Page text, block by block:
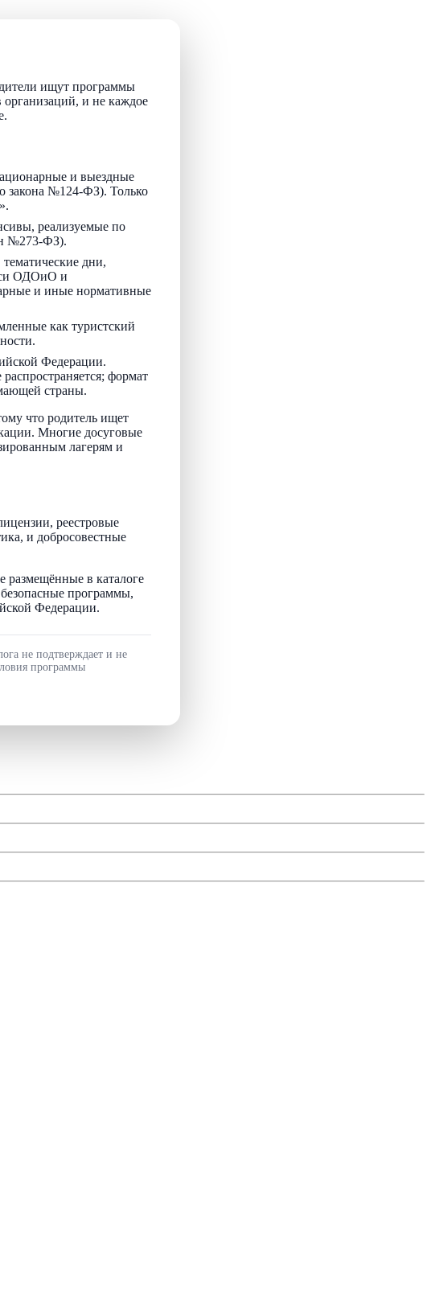
ищут программы
организаций, и не каждое
и выездные
закона №124-ФЗ). Только
реализуемые по
№273-ФЗ).
дни,
ОДОиО и
и иные нормативные
как туристский
Федерации.
формат
страны.
что родитель ищет
Многие досуговые
лагерям и
реестровые
и добросовестные
размещённые в каталоге
программы,
Федерации.
не подтверждает и не
программы